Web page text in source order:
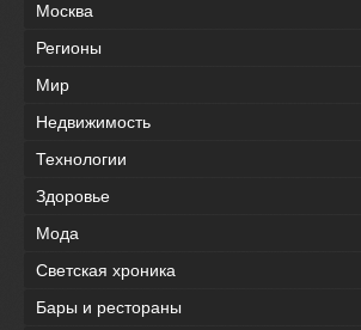
Москва
Регионы
Мир
Недвижимость
Технологии
Здоровье
Мода
Светская хроника
Бары и рестораны